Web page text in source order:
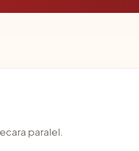
paralel.